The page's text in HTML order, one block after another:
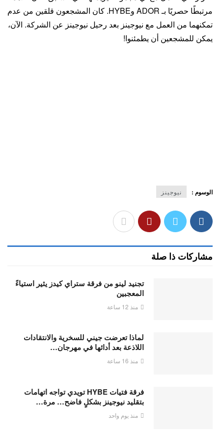
مرتبطًا حصريًا بـ ADOR وHYBE. كان المشجعون قلقين من عدم
تمكنهما من العمل مع نيوجينز بعد رحيل نيوجينز عن الشركة. الآن،
يمكن للمشجعين أن يطمئنوا!
الوسوم : نيوجينز
مشاركات ذا صلة
تجنيد لينو من فرقة ستراي كيدز يثير استياءً
المعجبين
منذ 12 ساعة
لماذا تعرضت جيني للسخرية والانتقادات
اللاذعة بعد أدائها في مهرجان…
منذ 16 ساعة
فرقة فتيات HYBE تويدي تواجه اتهامات
بتقليد نيوجينز بشكلٍ فاضح… مرة…
منذ يوم واحد